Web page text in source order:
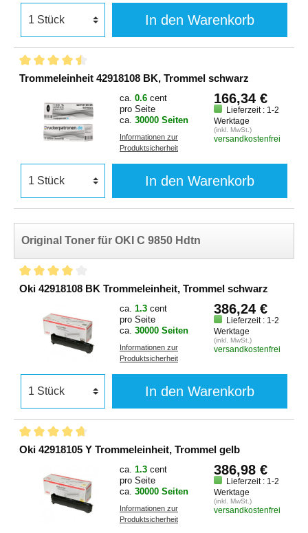
In den Warenkorb
Trommeleinheit 42918108 BK, Trommel schwarz
ca. 0.6 cent
pro Seite
ca. 30000 Seiten
Informationen zur
Produktsicherheit
166,34 €
Lieferzeit : 1-2
Werktage
(inkl. MwSt.)
versandkostenfrei
In den Warenkorb
Original Toner für OKI C 9850 Hdtn
Oki 42918108 BK Trommeleinheit, Trommel schwarz
ca. 1.3 cent
pro Seite
ca. 30000 Seiten
Informationen zur
Produktsicherheit
386,24 €
Lieferzeit : 1-2
Werktage
(inkl. MwSt.)
versandkostenfrei
In den Warenkorb
Oki 42918105 Y Trommeleinheit, Trommel gelb
ca. 1.3 cent
pro Seite
ca. 30000 Seiten
Informationen zur
Produktsicherheit
386,98 €
Lieferzeit : 1-2
Werktage
(inkl. MwSt.)
versandkostenfrei